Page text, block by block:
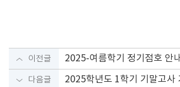
이전글 2025-여름학기 정기점호 안내
다음글